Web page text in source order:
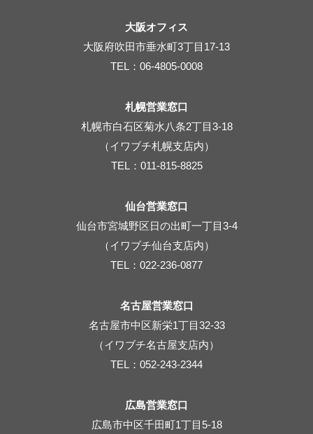
大阪オフィス
大阪府吹田市垂水町3丁目17-13
TEL：06-4805-0008
札幌営業窓口
札幌市白石区菊水八条2丁目3-18
（イワブチ札幌支店内）
TEL：011-815-8825
仙台営業窓口
仙台市宮城野区日の出町一丁目3-4
（イワブチ仙台支店内）
TEL：022-236-0877
名古屋営業窓口
名古屋市中区新栄1丁目32-33
（イワブチ名古屋支店内）
TEL：052-243-2344
広島営業窓口
広島市中区千田町1丁目5-18